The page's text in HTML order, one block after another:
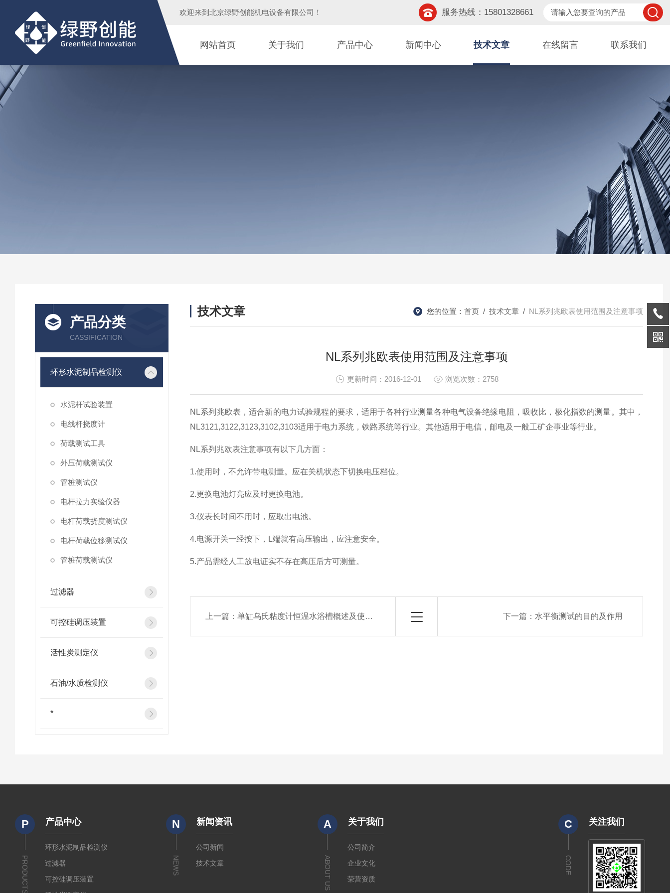
欢迎来到 北京绿野创能机电设备有限公司 ！ 服务热线：15801328661
网站首页 关于我们 产品中心 新闻中心 技术文章 在线留言 联系我们
产品分类
CASSIFICATION
环形水泥制品检测仪
水泥杆试验装置
电线杆挠度计
荷载测试工具
外压荷载测试仪
管桩测试仪
电杆拉力实验仪器
电杆荷载挠度测试仪
电杆荷载位移测试仪
管桩荷载测试仪
过滤器
可控硅调压装置
活性炭测定仪
石油/水质检测仪
*
技术文章 您的位置： 首页 / 技术文章 / NL系列兆欧表使用范围及注意事项
NL系列兆欧表使用范围及注意事项
更新时间：2016-12-01 浏览次数：2758
NL系列兆欧表，适合新的电力试验规程的要求，适用于各种行业测量各种电气设备绝缘电阻，吸收比，极化指数的测量。其中，
NL3121,3122,3123,3102,3103适用于电力系统，铁路系统等行业。其他适用于电信，邮电及一般工矿企事业等行业。
NL系列兆欧表注意事项有以下几方面：
1.使用时，不允许带电测量。应在关机状态下切换电压档位。
2.更换电池灯亮应及时更换电池。
3.仪表长时间不用时，应取出电池。
4.电源开关一经按下，L端就有高压输出，应注意安全。
5.产品需经人工放电证实不存在高压后方可测量。
上一篇：单缸乌氏粘度计恒温水浴槽概述及使用方法 下一篇： 水平衡测试的目的及作用
P
PRODUCTS
产品中心
环形水泥制品检测仪
过滤器
可控硅调压装置
N
NEWS
新闻资讯
公司新闻
技术文章
A
ABOUT US
关于我们
公司简介
企业文化
荣营资质
C
CODE
关注我们